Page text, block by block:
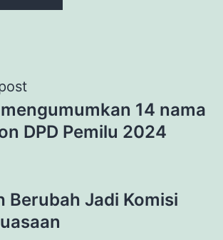
14 nama
DPD Pemilu 2024
Berubah Jadi Komisi